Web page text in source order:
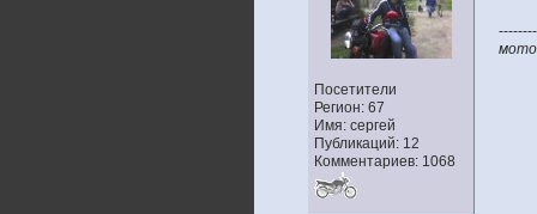
Посетители
Регион: 67
Имя: сергей
Публикаций: 12
Комментариев: 1068